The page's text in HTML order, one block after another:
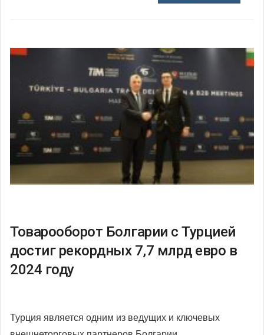
Товарооборот Болгарии с Турцией
достиг рекордных 7,7 млрд евро в
2024 году
Турция является одним из ведущих и ключевых